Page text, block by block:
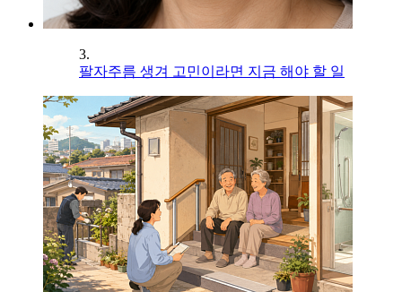
3.
팔자주름 생겨 고민이라면 지금 해야 할 일